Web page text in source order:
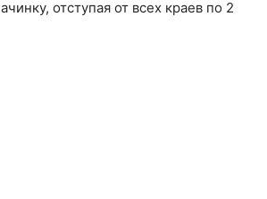
отступая от всех краев по 2